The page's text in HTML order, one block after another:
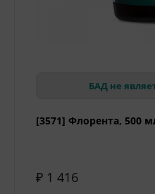
БАД не
[3571] Флорента, 500
₽ 1 416